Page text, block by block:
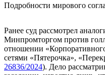
Подробности мирового
Ранее суд рассмотрел
Минпромторгом против
отношении
сетями «Пятерочка»,
26836/2024). Дело